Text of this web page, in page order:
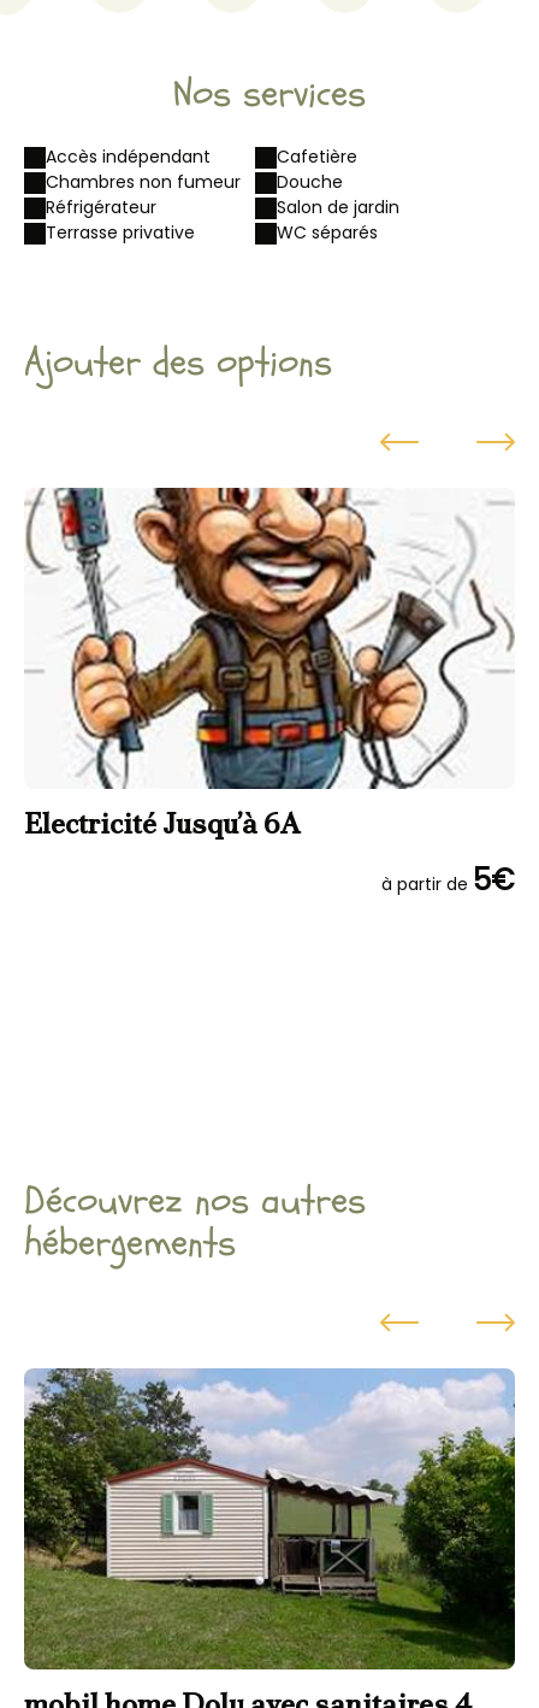
Nos services
Accès indépendant
Cafetière
Chambres non fumeur
Douche
Réfrigérateur
Salon de jardin
Terrasse privative
WC séparés
Ajouter des options
Electricité Jusqu’à 6A
à partir de 5€
Découvrez nos autres
hébergements